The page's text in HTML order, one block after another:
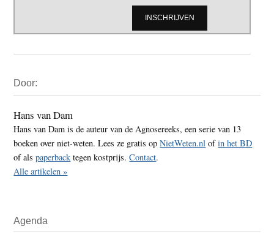
Sidebar
Door:
Hans van Dam
Hans van Dam is de auteur van de Agnosereeks, een serie van 13
boeken over niet-weten. Lees ze gratis opNietWeten.nl ofin het BD
of alspaperback tegen kostprijs.Contact.
Alle artikelen »
Agenda